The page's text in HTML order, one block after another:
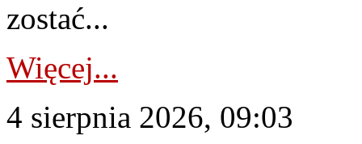
zostać...
Więcej...
4 sierpnia 2026, 09:03